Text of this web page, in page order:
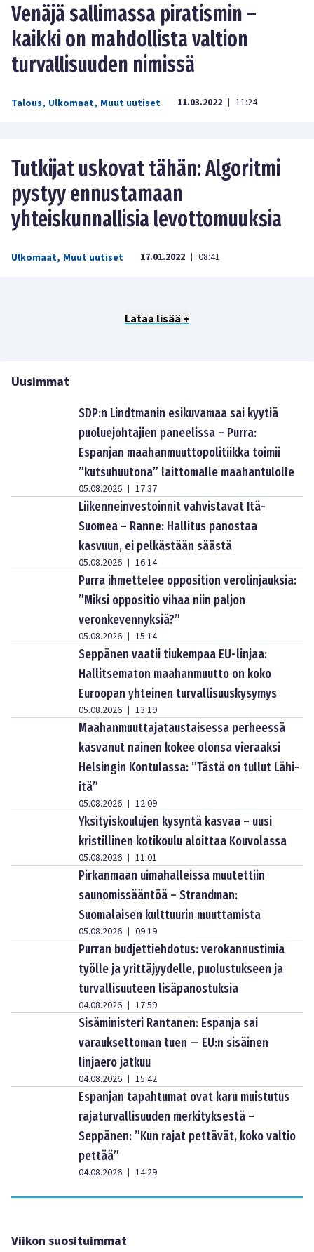
Venäjä sallimassa piratismin –
kaikki on mahdollista valtion
turvallisuuden nimissä
Talous, Ulkomaat, Muut uutiset 11.03.2022 | 11:24
Tutkijat uskovat tähän: Algoritmi
pystyy ennustamaan
yhteiskunnallisia levottomuuksia
Ulkomaat, Muut uutiset 17.01.2022 | 08:41
Lataa lisää +
Uusimmat
SDP:n Lindtmanin esikuvamaa sai kyytiä
puoluejohtajien paneelissa – Purra:
Espanjan maahanmuuttopolitiikka toimii
”kutsuhuutona” laittomalle maahantulolle
05.08.2026 | 17:37
Liikenneinvestoinnit vahvistavat Itä-
Suomea – Ranne: Hallitus panostaa
kasvuun, ei pelkästään säästä
05.08.2026 | 16:14
Purra ihmettelee opposition verolinjauksia:
”Miksi oppositio vihaa niin paljon
veronkevennyksiä?”
05.08.2026 | 15:14
Seppänen vaatii tiukempaa EU-linjaa:
Hallitsematon maahanmuutto on koko
Euroopan yhteinen turvallisuuskysymys
05.08.2026 | 13:19
Maahanmuuttajataustaisessa perheessä
kasvanut nainen kokee olonsa vieraaksi
Helsingin Kontulassa: ”Tästä on tullut Lähi-
itä”
05.08.2026 | 12:09
Yksityiskoulujen kysyntä kasvaa – uusi
kristillinen kotikoulu aloittaa Kouvolassa
05.08.2026 | 11:01
Pirkanmaan uimahalleissa muutettiin
saunomissääntöä – Strandman:
Suomalaisen kulttuurin muuttamista
05.08.2026 | 09:19
Purran budjettiehdotus: verokannustimia
työlle ja yrittäjyydelle, puolustukseen ja
turvallisuuteen lisäpanostuksia
04.08.2026 | 17:59
Sisäministeri Rantanen: Espanja sai
varauksettoman tuen — EU:n sisäinen
linjaero jatkuu
04.08.2026 | 15:42
Espanjan tapahtumat ovat karu muistutus
rajaturvallisuuden merkityksestä –
Seppänen: ”Kun rajat pettävät, koko valtio
pettää”
04.08.2026 | 14:29
Viikon suosituimmat